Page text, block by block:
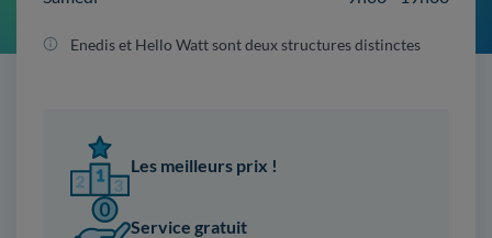
Enedis et Hello Watt sont deux structures distinctes
Les meilleurs prix !
Service gratuit